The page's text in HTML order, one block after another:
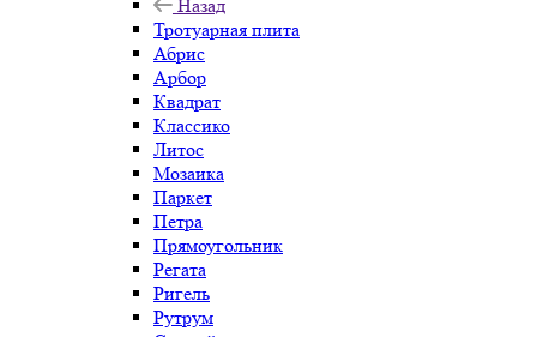
Назад
Тротуарная плита
Абрис
Арбор
Квадрат
Классико
Литос
Мозаика
Паркет
Петра
Прямоугольник
Регата
Ригель
Рутрум